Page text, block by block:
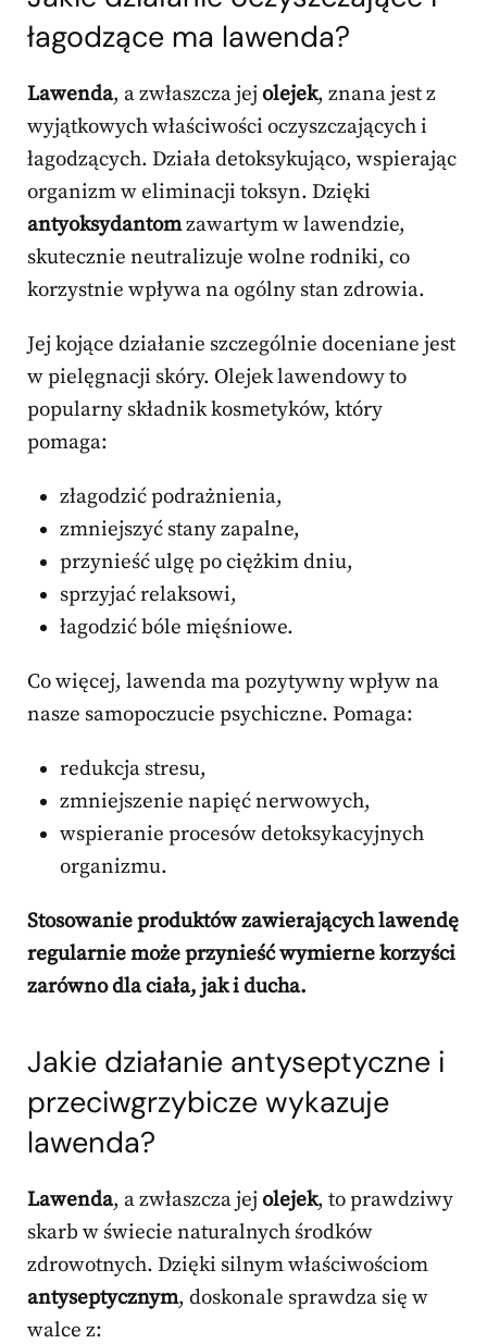
łagodzące ma lawenda?
Lawenda, a zwłaszcza jejolejek, znana jest z
wyjątkowych właściwości oczyszczających i
łagodzących. Działa detoksykująco, wspierając
organizm w eliminacji toksyn. Dzięki
antyoksydantomzawartym w lawendzie,
skutecznie neutralizuje wolne rodniki, co
korzystnie wpływa na ogólny stan zdrowia.
Jej kojące działanie szczególnie doceniane jest
w pielęgnacji skóry. Olejek lawendowy to
popularny składnik kosmetyków, który
pomaga:
złagodzić podrażnienia,
zmniejszyć stany zapalne,
przynieść ulgę po ciężkim dniu,
sprzyjać relaksowi,
łagodzić bóle mięśniowe.
Co więcej, lawenda ma pozytywny wpływ na
nasze samopoczucie psychiczne. Pomaga:
redukcja stresu,
zmniejszenie napięć nerwowych,
wspieranie procesów detoksykacyjnych
organizmu.
Stosowanie produktów zawierających lawendę
regularnie może przynieść wymierne korzyści
zarówno dla ciała, jak i ducha.
Jakie działanie antyseptyczne i
przeciwgrzybicze wykazuje
lawenda?
Lawenda, a zwłaszcza jejolejek, to prawdziwy
skarb w świecie naturalnych środków
zdrowotnych. Dzięki silnym właściwościom
antyseptycznym, doskonale sprawdza się w
walce z: